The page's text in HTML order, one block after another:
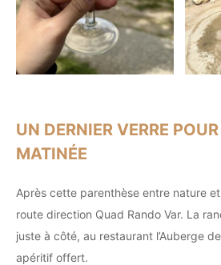
UN DERNIER VERRE
MATINÉE
Après cette parenthèse entre nature
route direction Quad Rando Var. La
juste à côté, au restaurant l’Auberge
apéritif offert.